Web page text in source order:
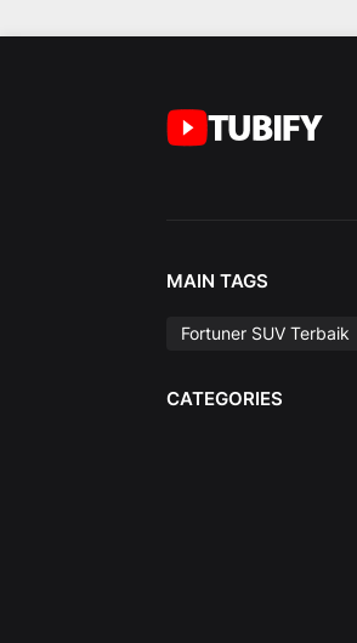
MAIN TAGS
Fortuner SUV Terbaik
CATEGORIES